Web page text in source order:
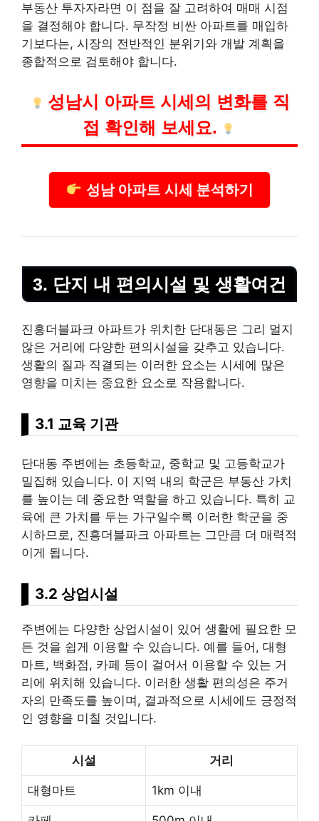
부동산 투자자라면 이 점을 잘 고려하여 매매 시점
을 결정해야 합니다. 무작정 비싼 아파트를 매입하
기보다는, 시장의 전반적인 분위기와 개발 계획을
종합적으로 검토해야 합니다.
성남시 아파트 시세의 변화를 직
접 확인해 보세요.
성남 아파트 시세 분석하기
3. 단지 내 편의시설 및 생활여건
진흥더블파크 아파트가 위치한 단대동은 그리 멀지
않은 거리에 다양한 편의시설을 갖추고 있습니다.
생활의 질과 직결되는 이러한 요소는 시세에 많은
영향을 미치는 중요한 요소로 작용합니다.
3.1 교육 기관
단대동 주변에는 초등학교, 중학교 및 고등학교가
밀집해 있습니다. 이 지역 내의 학군은 부동산 가치
를 높이는 데 중요한 역할을 하고 있습니다. 특히 교
육에 큰 가치를 두는 가구일수록 이러한 학군을 중
시하므로, 진흥더블파크 아파트는 그만큼 더 매력적
이게 됩니다.
3.2 상업시설
주변에는 다양한 상업시설이 있어 생활에 필요한 모
든 것을 쉽게 이용할 수 있습니다. 예를 들어, 대형
마트, 백화점, 카페 등이 걸어서 이용할 수 있는 거
리에 위치해 있습니다. 이러한 생활 편의성은 주거
자의 만족도를 높이며, 결과적으로 시세에도 긍정적
인 영향을 미칠 것입니다.
시설 거리
대형마트 1km 이내